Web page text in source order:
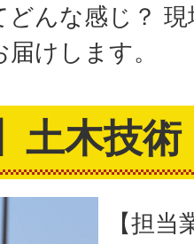
どんな感じ？
けします。
土木技術
【担当